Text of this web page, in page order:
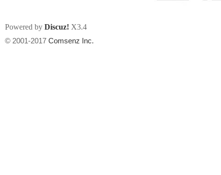
州
Powered by Discuz! X3.4
© 2001-2017 Comsenz Inc.